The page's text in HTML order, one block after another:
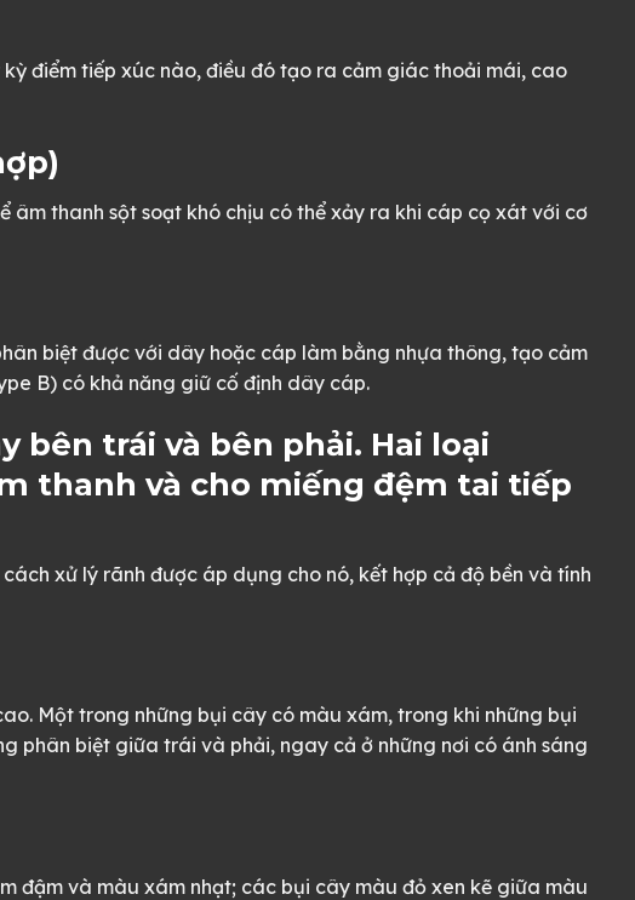
điểm tiếp xúc nào, điều đó tạo ra cảm giác thoải mái, cao
thanh sột soạt khó chịu có thể xảy ra khi cáp cọ xát với cơ
biệt được với dây hoặc cáp làm bằng nhựa thông, tạo cảm
B) có khả năng giữ cố định dây cáp.
bên trái và bên phải. Hai loại
thanh và cho miếng đệm tai tiếp
xử lý rãnh được áp dụng cho nó, kết hợp cả độ bền và tính
Một trong những bụi cây có màu xám, trong khi những bụi
phân biệt giữa trái và phải, ngay cả ở những nơi có ánh sáng
đậm và màu xám nhạt; các bụi cây màu đỏ xen kẽ giữa màu